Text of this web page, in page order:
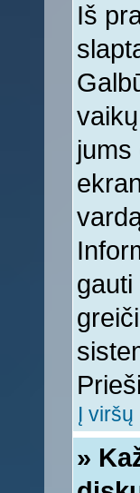
Iš
jums
Į viršų
»